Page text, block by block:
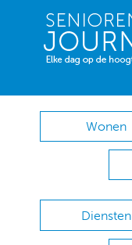
Wonen
Diensten